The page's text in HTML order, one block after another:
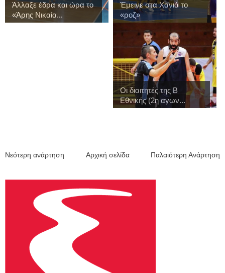
Άλλαξε έδρα και ώρα το
«Άρης Νικαία...
Έμεινε στα Χανιά το
«ροζ»
Οι διαιτητές της Β
Εθνικής (2η αγων...
Νεότερη ανάρτηση Παλαιότερη Ανάρτηση
Αρχική σελίδα